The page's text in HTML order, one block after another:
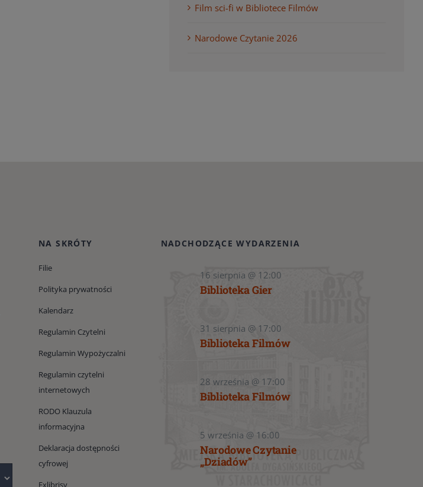
Film sci-fi w Bibliotece Filmów
Narodowe Czytanie 2026
NA SKRÓTY
Filie
Polityka prywatności
Kalendarz
Regulamin Czytelni
Regulamin Wypożyczalni
Regulamin czytelni
internetowych
RODO Klauzula
informacyjna
Deklaracja dostępności
cyfrowej
Exlibrisy
NADCHODZĄCE WYDARZENIA
16 sierpnia @ 12:00
Biblioteka Gier
31 sierpnia @ 17:00
Biblioteka Filmów
28 września @ 17:00
Biblioteka Filmów
5 września @ 16:00
Narodowe Czytanie
„Dziadów”